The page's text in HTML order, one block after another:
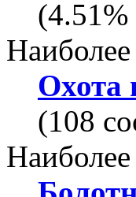
Охота
(108
Наиболее